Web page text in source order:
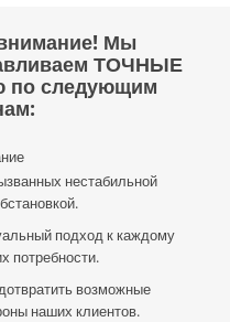
Мы
ТОЧНЫЕ
по следующим
нестабильной
подход к каждому
потребности.
возможные
наших клиентов.